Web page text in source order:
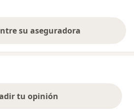
su aseguradora
tu opinión